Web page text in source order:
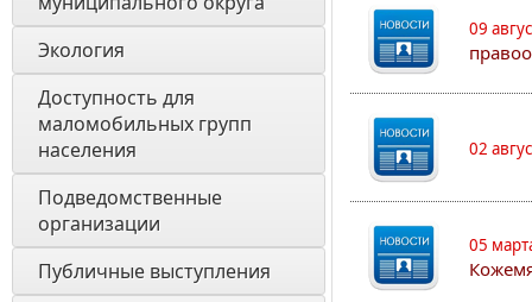
Экология
Доступность для
маломобильных групп
населения
Подведомственные
организации
Публичные выступления
09
02
05